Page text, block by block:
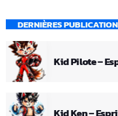
DERNIÈRES
Kid Pilote –